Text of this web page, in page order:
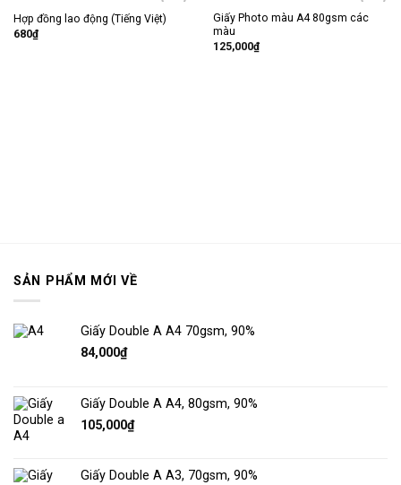
Thêm
Hợp đồng lao động (Tiếng Việt)
680₫
Thêm
Giấy Photo màu A4 80gsm các
màu
125,000₫
SẢN PHẨM MỚI VỀ
Giấy Double A A4 70gsm, 90%
84,000₫
Giấy Double A A4, 80gsm, 90%
105,000₫
Giấy Double A A3, 70gsm, 90%